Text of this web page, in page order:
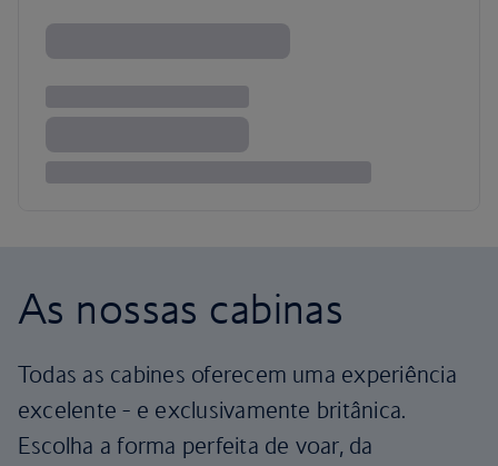
As nossas cabinas
Todas as cabines oferecem uma experiência
excelente - e exclusivamente britânica.
Escolha a forma perfeita de voar, da